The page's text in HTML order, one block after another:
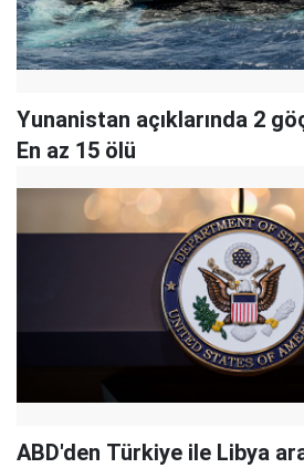
Yunanistan açıklarında 2
En az 15 ölü
ABD'den Türkiye ile Libya